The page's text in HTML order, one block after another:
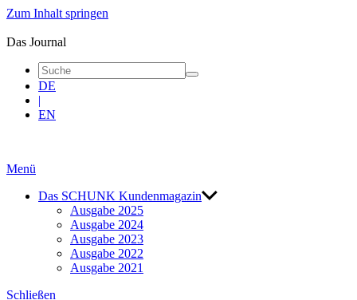
Zum Inhalt springen
|
Journal
Das Journal
DE
|
EN
Menü
Das SCHUNK Kunden­magazin
Ausgabe 2025
Ausgabe 2024
Ausgabe 2023
Ausgabe 2022
Ausgabe 2021
Schließen